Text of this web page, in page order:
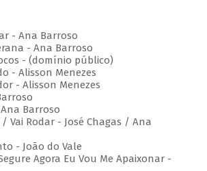
- Ana Barroso
- Ana Barroso
- (domínio público)
- Alisson Menezes
- Alisson Menezes
Barroso
/ Vai Rodar - José Chagas / Ana
- João do Vale
Agora Eu Vou Me Apaixonar -